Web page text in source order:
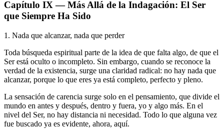
Capítulo IX — Más Allá de la Indagación: El Ser
que Siempre Ha Sido
1. Nada que alcanzar, nada que perder
Toda búsqueda espiritual parte de la idea de que falta algo, de que el
Ser está oculto o incompleto. Sin embargo, cuando se reconoce la
verdad de la existencia, surge una claridad radical: no hay nada que
alcanzar, porque lo que eres ya está completo, perfecto y pleno.
La sensación de carencia surge solo en el pensamiento, que divide el
mundo en antes y después, dentro y fuera, yo y algo más. En el
nivel del Ser, no hay distancia ni necesidad. Todo lo que alguna vez
fue buscado ya es evidente, ahora, aquí.